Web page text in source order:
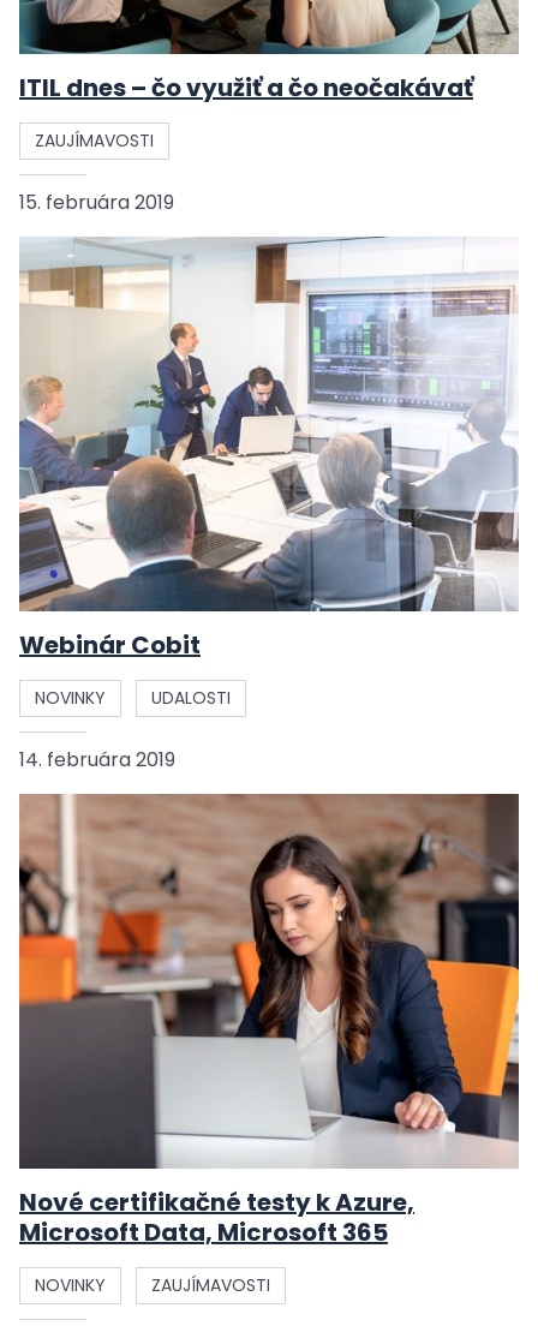
ITIL dnes – čo využiť a čo neočakávať
ZAUJÍMAVOSTI
15. februára 2019
Webinár Cobit
NOVINKY UDALOSTI
14. februára 2019
Nové certifikačné testy k Azure,
Microsoft Data, Microsoft 365
NOVINKY ZAUJÍMAVOSTI